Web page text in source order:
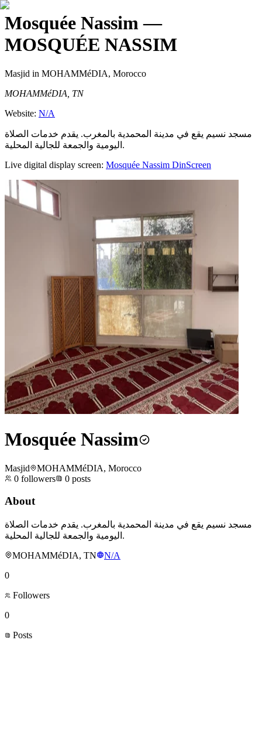
Mosquée Nassim—
MOSQUÉE NASSIM
Masjid in MOHAMMéDIA, Morocco
MOHAMMéDIA, TN
Website: N/A
مسجد نسيم يقع في مدينة المحمدية بالمغرب. يقدم خدمات الصلاة
اليومية والجمعة للجالية المحلية.
Live digital display screen: Mosquée Nassim DinScreen
Mosquée Nassim
Masjid
MOHAMMéDIA, Morocco
0 followers 0 posts
About
مسجد نسيم يقع في مدينة المحمدية بالمغرب. يقدم خدمات الصلاة
اليومية والجمعة للجالية المحلية.
MOHAMMéDIA, TN
N/A
0
Followers
0
Posts